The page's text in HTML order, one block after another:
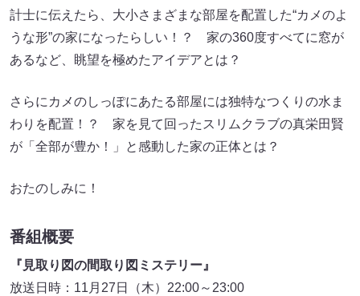
計士に伝えたら、大小さまざまな部屋を配置した“カメのよ
うな形”の家になったらしい！？ 家の360度すべてに窓が
あるなど、眺望を極めたアイデアとは？
さらにカメのしっぽにあたる部屋には独特なつくりの水ま
わりを配置！？ 家を見て回ったスリムクラブの真栄田賢
が「全部が豊か！」と感動した家の正体とは？
おたのしみに！
番組概要
『見取り図の間取り図ミステリー』
放送日時：11月27日（木）22:00～23:00